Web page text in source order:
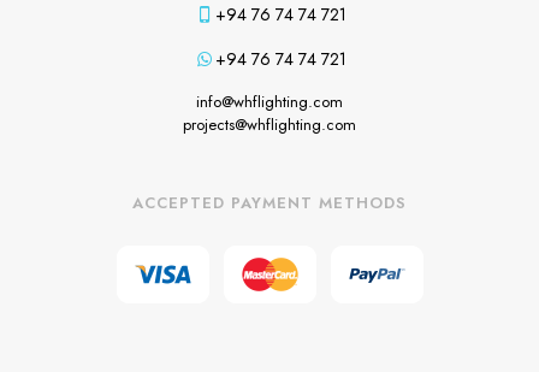
+94 76 74 74 721
+94 76 74 74 721
info@whflighting.com
projects@whflighting.com
ACCEPTED PAYMENT METHODS